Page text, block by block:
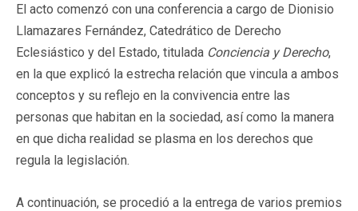
El acto comenzó con una conferencia a cargo de Dionisio
Llamazares Fernández, Catedrático de Derecho
Eclesiástico y del Estado, titulada Conciencia y Derecho,
en la que explicó la estrecha relación que vincula a ambos
conceptos y su reflejo en la convivencia entre las
personas que habitan en la sociedad, así como la manera
en que dicha realidad se plasma en los derechos que
regula la legislación.
A continuación, se procedió a la entrega de varios premios